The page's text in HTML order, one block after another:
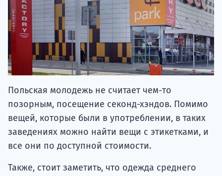
Польская молодежь не считает чем-то
позорным, посещение секонд-хэндов. Помимо
вещей, которые были в употреблении, в таких
заведениях можно найти вещи с этикетками, и
все они по доступной стоимости.
Также, стоит заметить, что одежда среднего